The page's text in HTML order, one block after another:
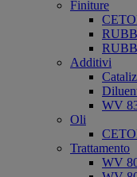
Finiture
Additivi
WV
Oli
Trattamento
WV